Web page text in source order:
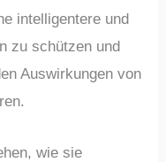
intelligentere und
zu schützen und
Auswirkungen von
wie sie